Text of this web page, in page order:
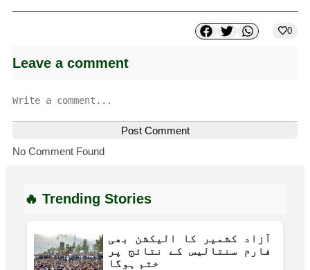
0
Leave a comment
Post Comment
No Comment Found
🔥 Trending Stories
آزاد کشمیر کا الیکشن بھی
فارم سنتالیس کے نتائج پر
ختم ہوگا